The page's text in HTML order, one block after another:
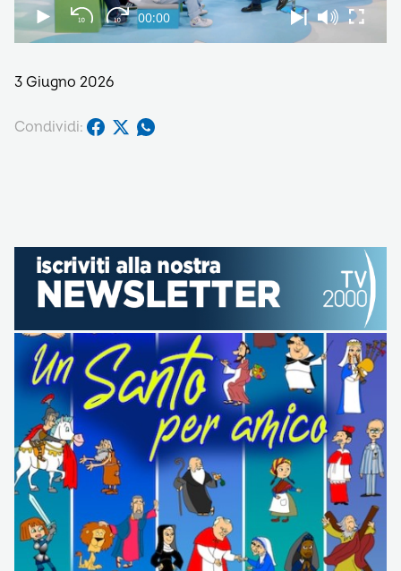
3 Giugno 2026
Condividi: